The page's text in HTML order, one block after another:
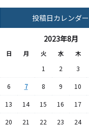
投稿日カレンダー
2023年8月
日 月 火 水 木
1 2 3
6 7 8 9 10
13 14 15 16 17
20 21 22 23 24